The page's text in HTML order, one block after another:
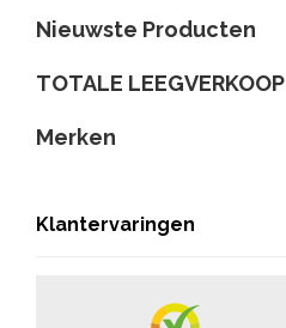
Nieuwste Producten
TOTALE LEEGVERKOOP
Merken
Klantervaringen